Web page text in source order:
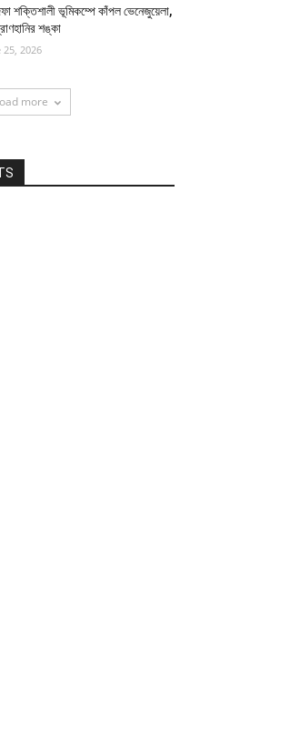
শক্তিশালী ভূমিকম্পে কাঁপল ভেনেজুয়েলা,
শঙ্কা
25, 2026
more